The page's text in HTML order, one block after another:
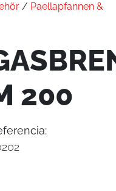
/ Paellapfannen &
200